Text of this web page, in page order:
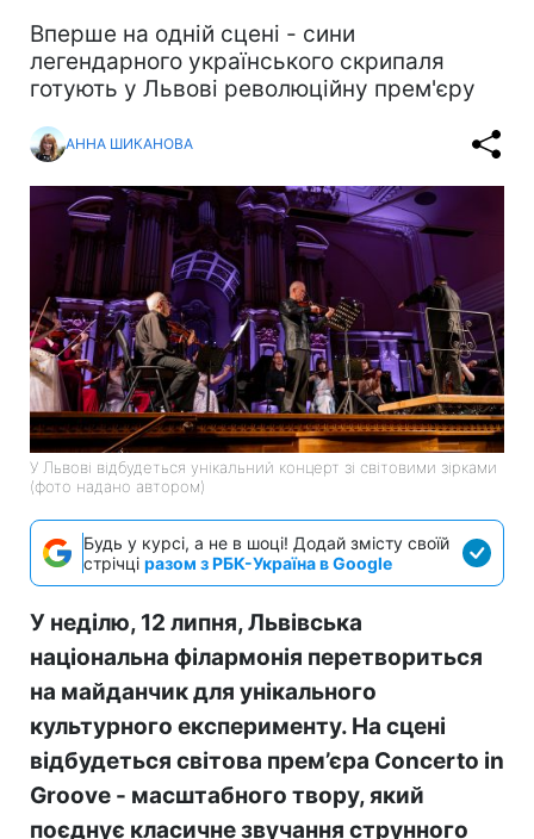
Вперше на одній сцені - сини
легендарного українського скрипаля
готують у Львові революційну прем'єру
АННА ШИКАНОВА
У Львові відбудеться унікальний концерт зі світовими зірками
(фото надано автором)
Будь у курсі, а не в шоці! Додай змісту своїй
стрічці разом з РБК-Україна в Google
У неділю, 12 липня, Львівська
національна філармонія перетвориться
на майданчик для унікального
культурного експерименту. На сцені
відбудеться світова прем’єра Concerto in
Groove - масштабного твору, який
поєднує класичне звучання струнного